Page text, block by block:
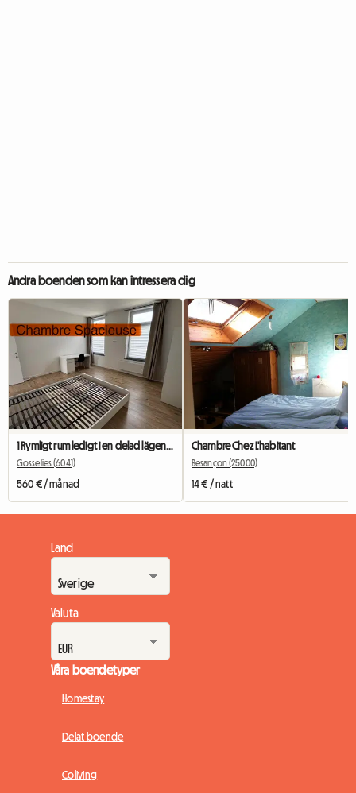
Andra boenden som kan intressera dig
Gosselies (6041)
560 € / månad
Chambre Chez L'habitant
Besançon (25000)
14 € / natt
Land
Valuta
Våra boendetyper
Homestay
Delat boende
Coliving